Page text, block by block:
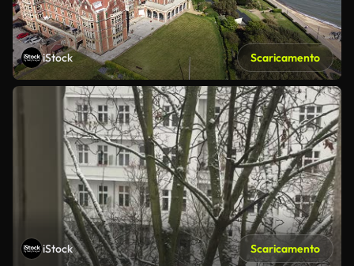
iStock Scaricamento
iStock Scaricamento